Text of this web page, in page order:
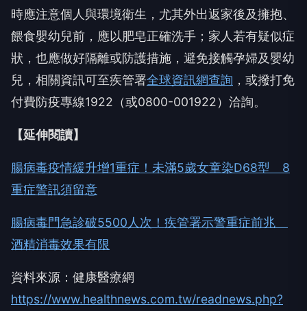
時應注意個人與環境衛生，尤其外出返家後及擁抱、
餵食嬰幼兒前，應以肥皂正確洗手；家人若有疑似症
狀，也應做好隔離或防護措施，避免接觸孕婦及嬰幼
兒，相關資訊可至疾管署全球資訊網查詢 ，或撥打免
付費防疫專線1922（或0800-001922）洽詢。
【延伸閱讀】
腸病毒疫情緩升增1重症！未滿5歲女童染D68型 8
重症警訊須留意
腸病毒門急診破5500人次！疾管署示警重症前兆
酒精消毒效果有限
資料來源：健康醫療網
https://www.healthnews.com.tw/readnews.php?